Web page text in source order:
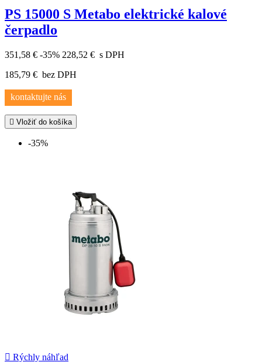
PS 15000 S Metabo elektrické kalové
čerpadlo
351,58 € -35% 228,52 € s DPH
185,79 € bez DPH
kontaktujte nás
 Vložiť do košíka
-35%
 Rýchly náhľad